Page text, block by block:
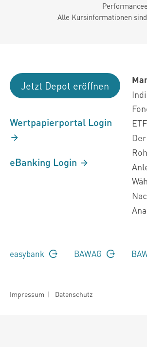
Alle Kursinformationen
Jetzt Depot eröffnen
Wertpapierportal Login
eBanking Login
ETF
easybank BAWAG
Impressum | Datenschutz